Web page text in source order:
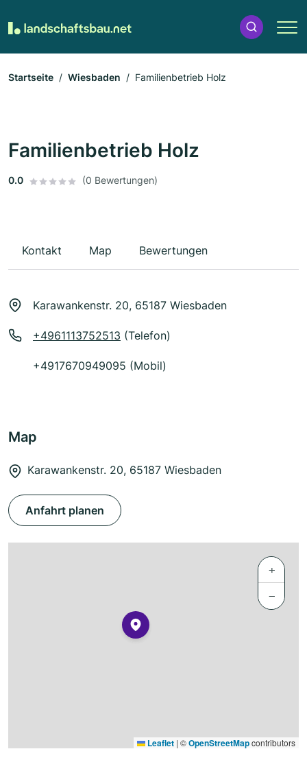
Startseite Wiesbaden Familienbetrieb Holz
Familienbetrieb Holz
0.0 (0 Bewertungen)
Kontakt Map Bewertungen
Karawankenstr. 20, 65187 Wiesbaden
+4961113752513 (Telefon)
+4917670949095 (Mobil)
Map
Karawankenstr. 20, 65187 Wiesbaden
Anfahrt planen
+
−
Leaflet | ©OpenStreetMapcontributors